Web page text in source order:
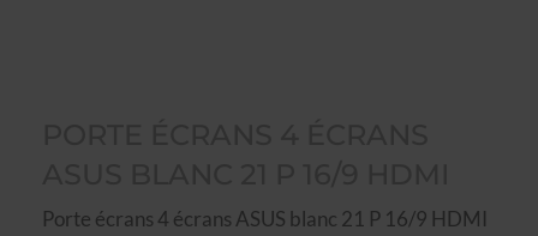
Porte écrans 4 écrans ASUS blanc 21 P 16/9 HDMI